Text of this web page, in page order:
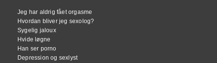
Jeg har aldrig fået orgasme
Hvordan bliver jeg sexolog?
Sygelig jaloux
Hvide løgne
Han ser porno
Depression og sexlyst